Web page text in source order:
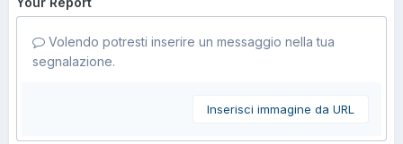
Volendo potresti inserire un messaggio nella tua
segnalazione.
Inserisci immagine da URL